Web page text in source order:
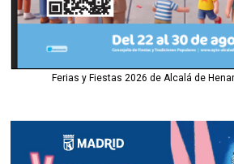
Ferias y Fiestas 2026 de Alcalá de